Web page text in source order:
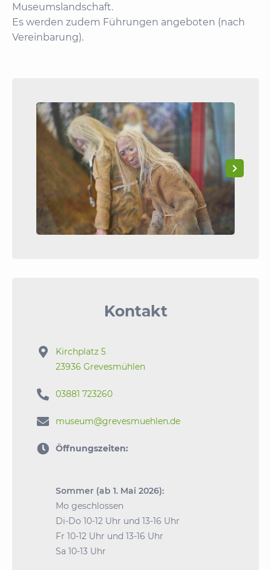
Museumslandschaft.
Es werden zudem Führungen angeboten (nach
Vereinbarung).
Kontakt

Kirchplatz 5
23936 Grevesmühlen
 03881 723260
 museum@grevesmuehlen.de
 Öffnungszeiten:
Sommer (ab 1. Mai 2026):
Mo geschlossen
Di-Do 10-12 Uhr und 13-16 Uhr
Fr 10-12 Uhr und 13-16 Uhr
Sa 10-13 Uhr